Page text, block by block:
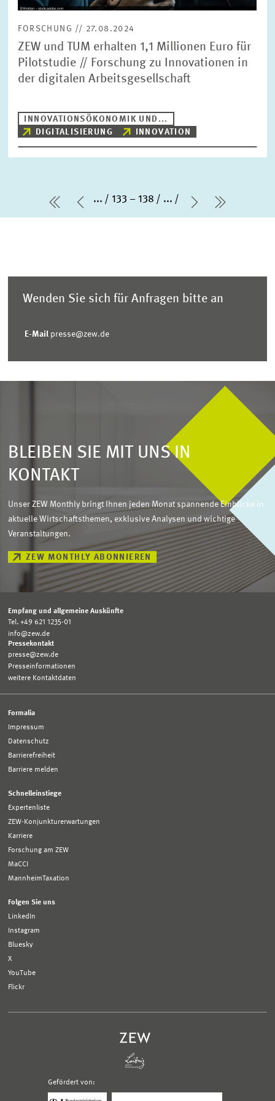
FORSCHUNG // 27.08.2024
ZEW und TUM erhalten 1,1 Millionen Euro für
Pilotstudie // Forschung zu Innovationen in
der digitalen Arbeitsgesellschaft
INNOVATIONSÖKONOMIK UND...
DIGITALISIERUNG
INNOVATION
erste Seite
Vorherige Seite
... 133 – 138 ...
Nächste
letzte
Wenden Sie sich für Anfragen bitte an
E-Mail presse@zew.de
BLEIBEN SIE MIT UNS IN
KONTAKT
Unser ZEW Monthly bringt Ihnen jeden Monat spannende Einblicke in
aktuelle Wirtschaftsthemen, exklusive Analysen und wichtige
Veranstaltungen.
ZEW MONTHLY ABONNIEREN
Empfang und allgemeine Auskünfte
Tel. +49 621 1235-01
info@zew.de
Pressekontakt
presse@zew.de
Presseinformationen
weitere Kontaktdaten
Formalia
Impressum
Datenschutz
Barrierefreiheit
Barriere melden
Schnelleinstiege
Expertenliste
ZEW-Konjunkturerwartungen
Karriere
Forschung am ZEW
MaCCI
MannheimTaxation
Folgen Sie uns
LinkedIn
Instagram
Bluesky
X
YouTube
Flickr
Gefördert von: